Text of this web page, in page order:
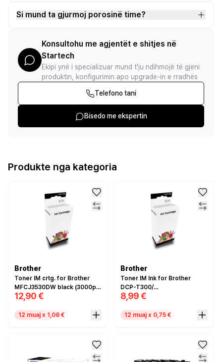
Si mund ta gjurmoj porosinë time?
Konsultohu me agjentët e shitjes në
Startech
Ekipi ynë i specializuar mund t'ju ndihmojë të gjeni
produktin, konfigurimin apo upgrade-in e rradhës
Telefono tani
Bisedo me ekspertin
Produkte nga kategoria
Brother
Toner IM crtg. for Brother
MFCJ3530DW black (3000p.),
LC3619/3617XLB –
12,90 €
12 muaj x 1,08 €
Brother
Toner IM Ink for Brother
DCP-T300/
500W/700W/800W black
8,99 €
12 muaj x 0,75 €